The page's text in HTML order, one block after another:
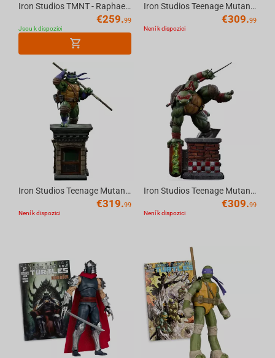
Iron Studios TMNT - Raphael Statue Art Scale 1/10
€259.99
Jsou k dispozici
Iron Studios Teenage Mutant Ninja Turtles - Michelangelo Art Scale 1/10
€309.99
Není k dispozici
Iron Studios Teenage Mutant Ninja Turtles - Donatello Unleashed Art Scale 1/10
€319.99
Není k dispozici
Iron Studios Teenage Mutant Ninja Turtles - Raphael Art Scale 1/10
€309.99
Není k dispozici